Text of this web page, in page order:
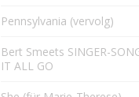
Pennsylvania (vervolg)
Bert Smeets SINGER-
IT ALL GO